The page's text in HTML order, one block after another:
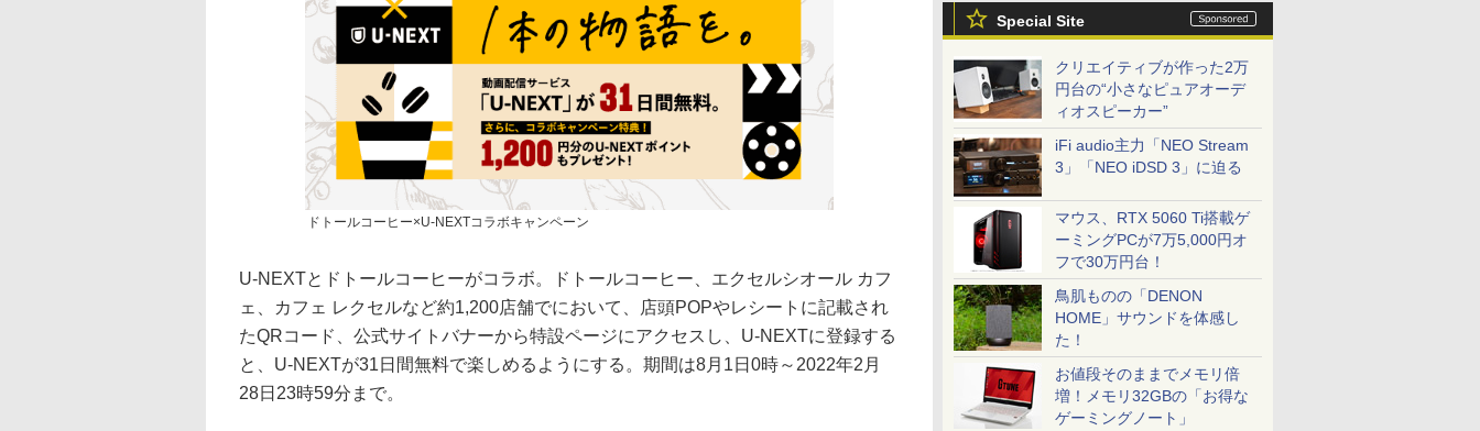
Special Site
クリエイティブが作った2万
円台の“小さなピュアオーデ
ィオスピーカー”
iFi audio主力「NEO Stream
3」「NEO iDSD 3」に迫る
マウス、RTX 5060 Ti搭載ゲ
ーミングPCが7万5,000円オ
フで30万円台！
鳥肌ものの「DENON
HOME」サウンドを体感し
た！
お値段そのままでメモリ倍
増！メモリ32GBの「お得な
ゲーミングノート」
ドトールコーヒー×U-NEXTコラボキャンペーン
U-NEXTとドトールコーヒーがコラボ。ドトールコーヒー、エクセルシオール カフ
ェ、カフェ レクセルなど約1,200店舗でにおいて、店頭POPやレシートに記載され
たQRコード、公式サイトバナーから特設ページにアクセスし、U-NEXTに登録する
と、U-NEXTが31日間無料で楽しめるようにする。期間は8月1日0時～2022年2月
28日23時59分まで。